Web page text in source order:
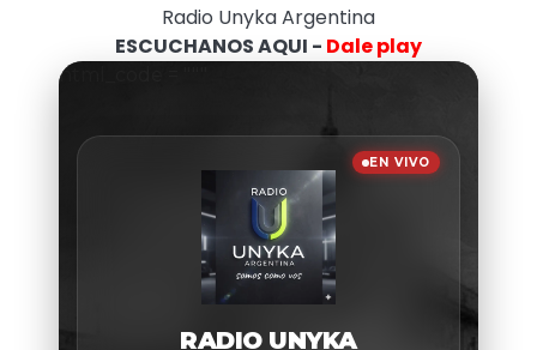
Radio Unyka Argentina
ESCUCHANOS AQUI - Dale play